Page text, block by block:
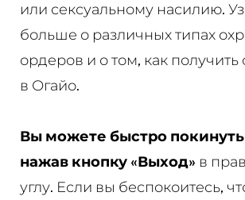
или сексуальному насилию.
больше о различных типах
ордеров и о том, как получить
в Огайо.
Вы можете быстро покинуть
нажав кнопку «Выход» в
углу. Если вы беспокоитесь,